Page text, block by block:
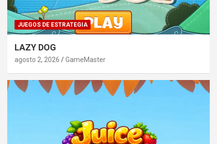
JUEGOS DE ESTRATEGIA
LAZY DOG
agosto 2, 2026 GameMaster